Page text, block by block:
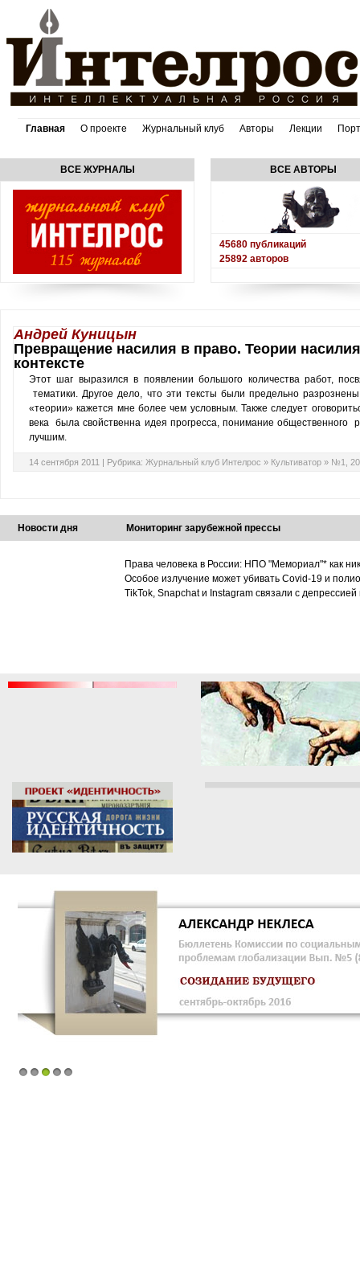
Главная О проекте Журнальный клуб Авторы Лекции
ВСЕ ЖУРНАЛЫ ВСЕ АВТОРЫ
45680 публикаций
25892 авторов
Андрей Куницын
Превращение насилия в право. Теории
контексте
Этот шаг выразился в появлении большого количества работ,
тематики. Другое дело, что эти тексты были предельно
«теории» кажется мне более чем условным. Также следует
века была свойственна идея прогресса, понимание общественного
лучшим.
14 сентября 2011 | Рубрика: Журнальный клуб Интелрос » Культиватор » №1,
Новости дня Мониторинг зарубежной прессы
Права человека в России: НПО "Мемориал"* как
Особое излучение может убивать Covid-19 и
TikTok, Snapchat и Instagram связали с